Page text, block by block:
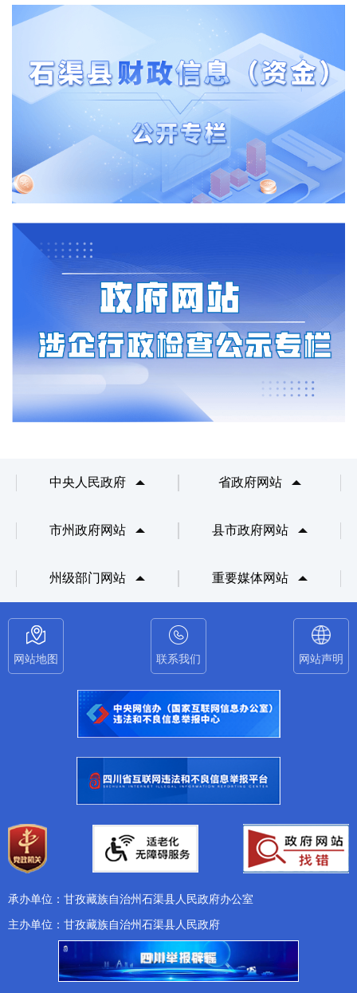
中央人民政府 省政府网站
市州政府网站 县市政府网站
州级部门网站 重要媒体网站
网站地图 联系我们 网站声明
承办单位：甘孜藏族自治州石渠县人民政府办公室
主办单位：甘孜藏族自治州石渠县人民政府